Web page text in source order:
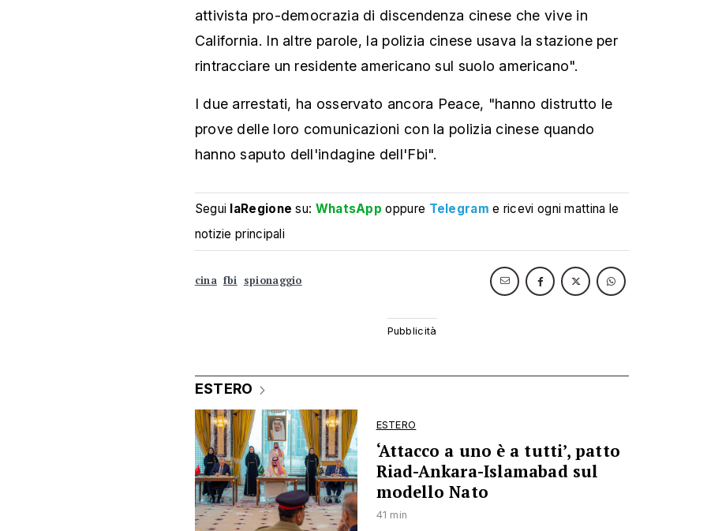
attivista pro-democrazia di discendenza cinese che vive in
California. In altre parole, la polizia cinese usava la stazione per
rintracciare un residente americano sul suolo americano".
I due arrestati, ha osservato ancora Peace, "hanno distrutto le
prove delle loro comunicazioni con la polizia cinese quando
hanno saputo dell'indagine dell'Fbi".
Segui laRegione su: WhatsApp oppure Telegram e ricevi ogni mattina le
notizie principali
cina fbi spionaggio
ESTERO
ESTERO
‘Attacco a uno è a tutti’, patto
Riad-Ankara-Islamabad sul
modello Nato
41 min